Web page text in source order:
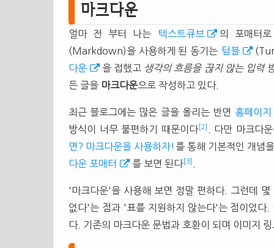
마크다운
얼마 전 부터 나는 텍스트큐브
의 포매터
(Markdown)을 사용하게 된 동기는 텀블
다운
을 접했고 생각의 흐름을 끊지 않는 입력
든 글을 마크다운으로 작성하고 있다.
최근 블로그에는 많은 글을 올리는 반면 홈페이지
방식이 너무 불편하기 때문이다 [2]
. 다만 마크다
면? 마크다운을 사용하자! 를 통해 기본적인 개념
다운 포매터
를 보면 된다 [3]
'마크다운'을 사용해 보면 정말 편하다. 그런데
없다'는 점과 '표를 지원하지 않는다'는 점이었다
다. 기존의 마크다운 문법과 호환이 되며 이미지